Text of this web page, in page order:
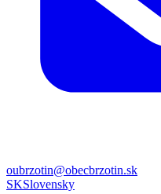
oubrzotin@obecbrzotin.sk
SKSlovensky